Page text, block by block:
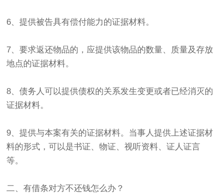
6、提供被告具有偿付能力的证据材料。
7、要求返还物品的，应提供该物品的数量、质量及存放
地点的证据材料。
8、债务人可以提供债权的关系发生变更或者已经消灭的
证据材料。
9、提供与本案有关的证据材料。当事人提供上述证据材
料的形式，可以是书证、物证、视听资料、证人证言
等。
二、有借条对方不还钱怎么办？